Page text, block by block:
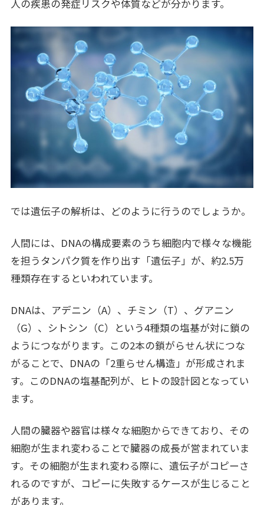
人の疾患の発症リスクや体質などが分かります。
では遺伝子の解析は、どのように行うのでしょうか。
人間には、DNAの構成要素のうち細胞内で様々な機能
を担うタンパク質を作り出す「遺伝子」が、約2.5万
種類存在するといわれています。
DNAは、アデニン（A）、チミン（T）、グアニン
（G）、シトシン（C）という4種類の塩基が対に鎖の
ようにつながります。この2本の鎖がらせん状につな
がることで、DNAの「2重らせん構造」が形成されま
す。このDNAの塩基配列が、ヒトの設計図となってい
ます。
人間の臓器や器官は様々な細胞からできており、その
細胞が生まれ変わることで臓器の成長が営まれていま
す。その細胞が生まれ変わる際に、遺伝子がコピーさ
れるのですが、コピーに失敗するケースが生じること
があります。